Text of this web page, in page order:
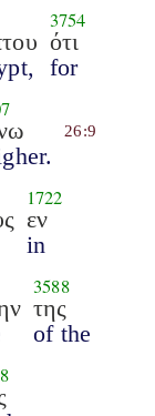
3754
ότι
for
26:9
1722
εν
in
3588
της
of the